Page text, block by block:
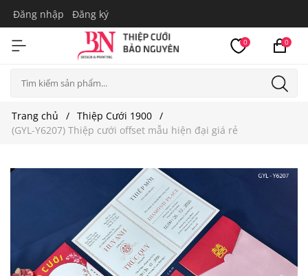
Đăng nhập Đăng ký
0 0
Trang chủ
Thiệp Cưới 1900
(GYL-Y6207) Thiệp cưới offset mẫu hiện đại giá rẻ